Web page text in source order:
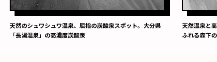
天然のシュワシュワ温泉、屈指の炭酸泉スポット。大分県
「長湯温泉」の高濃度炭酸泉
天然温泉と
ふれる森下